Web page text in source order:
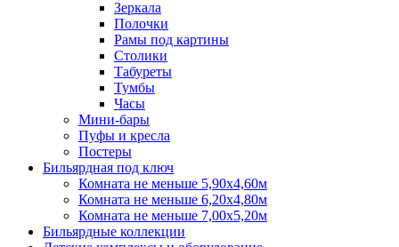
Зеркала
Полочки
Рамы под картины
Столики
Табуреты
Тумбы
Часы
Мини-бары
Пуфы и кресла
Постеры
Бильярдная под ключ
Комната не меньше 5,90х4,60м
Комната не меньше 6,20х4,80м
Комната не меньше 7,00х5,20м
Бильярдные коллекции